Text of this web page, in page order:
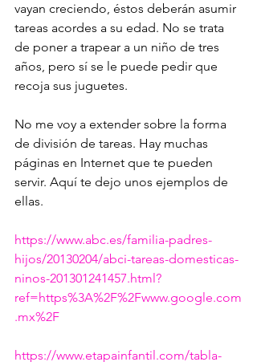
vayan creciendo, éstos deberán asumir
tareas acordes a su edad. No se trata
de poner a trapear a un niño de tres
años, pero sí se le puede pedir que
recoja sus juguetes.
No me voy a extender sobre la forma
de división de tareas. Hay muchas
páginas en Internet que te pueden
servir. Aquí te dejo unos ejemplos de
ellas.
https://www.abc.es/familia-padres-
hijos/20130204/abci-tareas-domesticas-
ninos-201301241457.html?
ref=https%3A%2F%2Fwww.google.com
.mx%2F
https://www.etapainfantil.com/tabla-